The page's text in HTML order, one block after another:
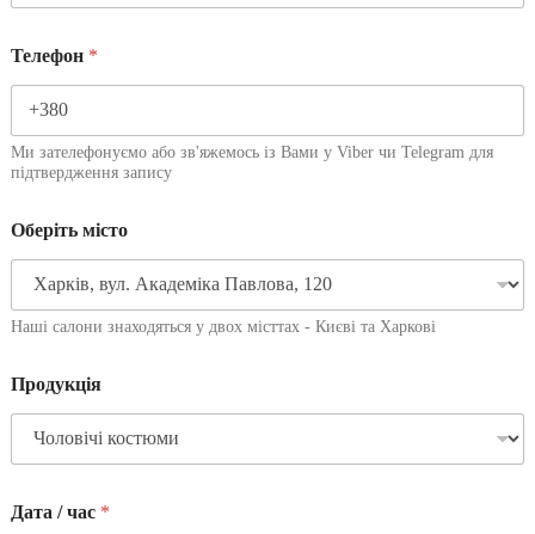
Телефон *
Ми зателефонуємо або зв'яжемось із Вами у Viber чи Telegram для
підтвердження запису
Оберіть місто
Наші салони знаходяться у двох місттах - Києві та Харкові
Продукція
Дата / час *